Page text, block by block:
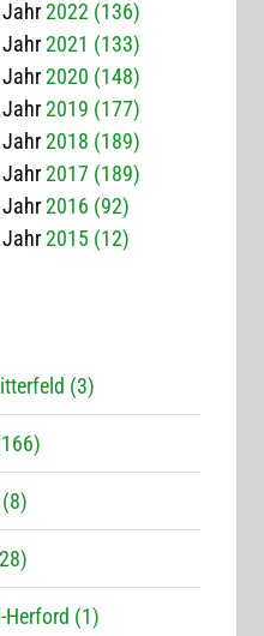
2022 (136)
2021 (133)
2020 (148)
2019 (177)
2018 (189)
2017 (189)
2016 (92)
2015 (12)
(3)
Herford (1)